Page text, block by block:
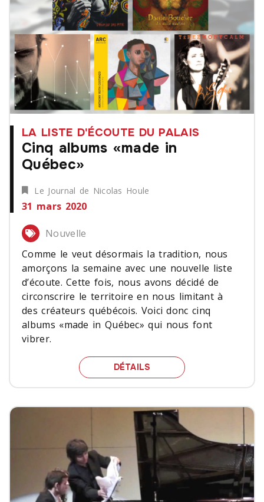
LA LISTE D'ÉCOUTE DU PALAIS
Cinq albums «made in
Québec»
Le Journal de Nicolas Houle
31 mars 2020
Nouvelle
Comme le veut désormais la tradition, nous
amorçons la semaine avec une nouvelle liste
d’écoute. Cette fois, nous avons décidé de
circonscrire le territoire en nous limitant à
des créateurs québécois. Voici donc cinq
albums «made in Québec» qui nous font
vibrer.
DÉTAILS CINQ ALBUMS «MADE IN